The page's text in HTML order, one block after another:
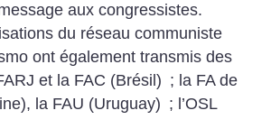
aux congressistes.
du réseau communiste
ont également transmis des
et la FAC (Brésil) ; la FA de
la FAU (Uruguay) ; l’OSL